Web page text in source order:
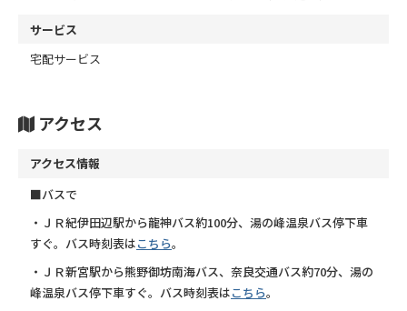
サービス
宅配サービス
アクセス
アクセス情報
■バスで
・ＪＲ紀伊田辺駅から龍神バス約100分、湯の峰温泉バス停下車
すぐ。バス時刻表はこちら。
・ＪＲ新宮駅から熊野御坊南海バス、奈良交通バス約70分、湯の
峰温泉バス停下車すぐ。バス時刻表はこちら。